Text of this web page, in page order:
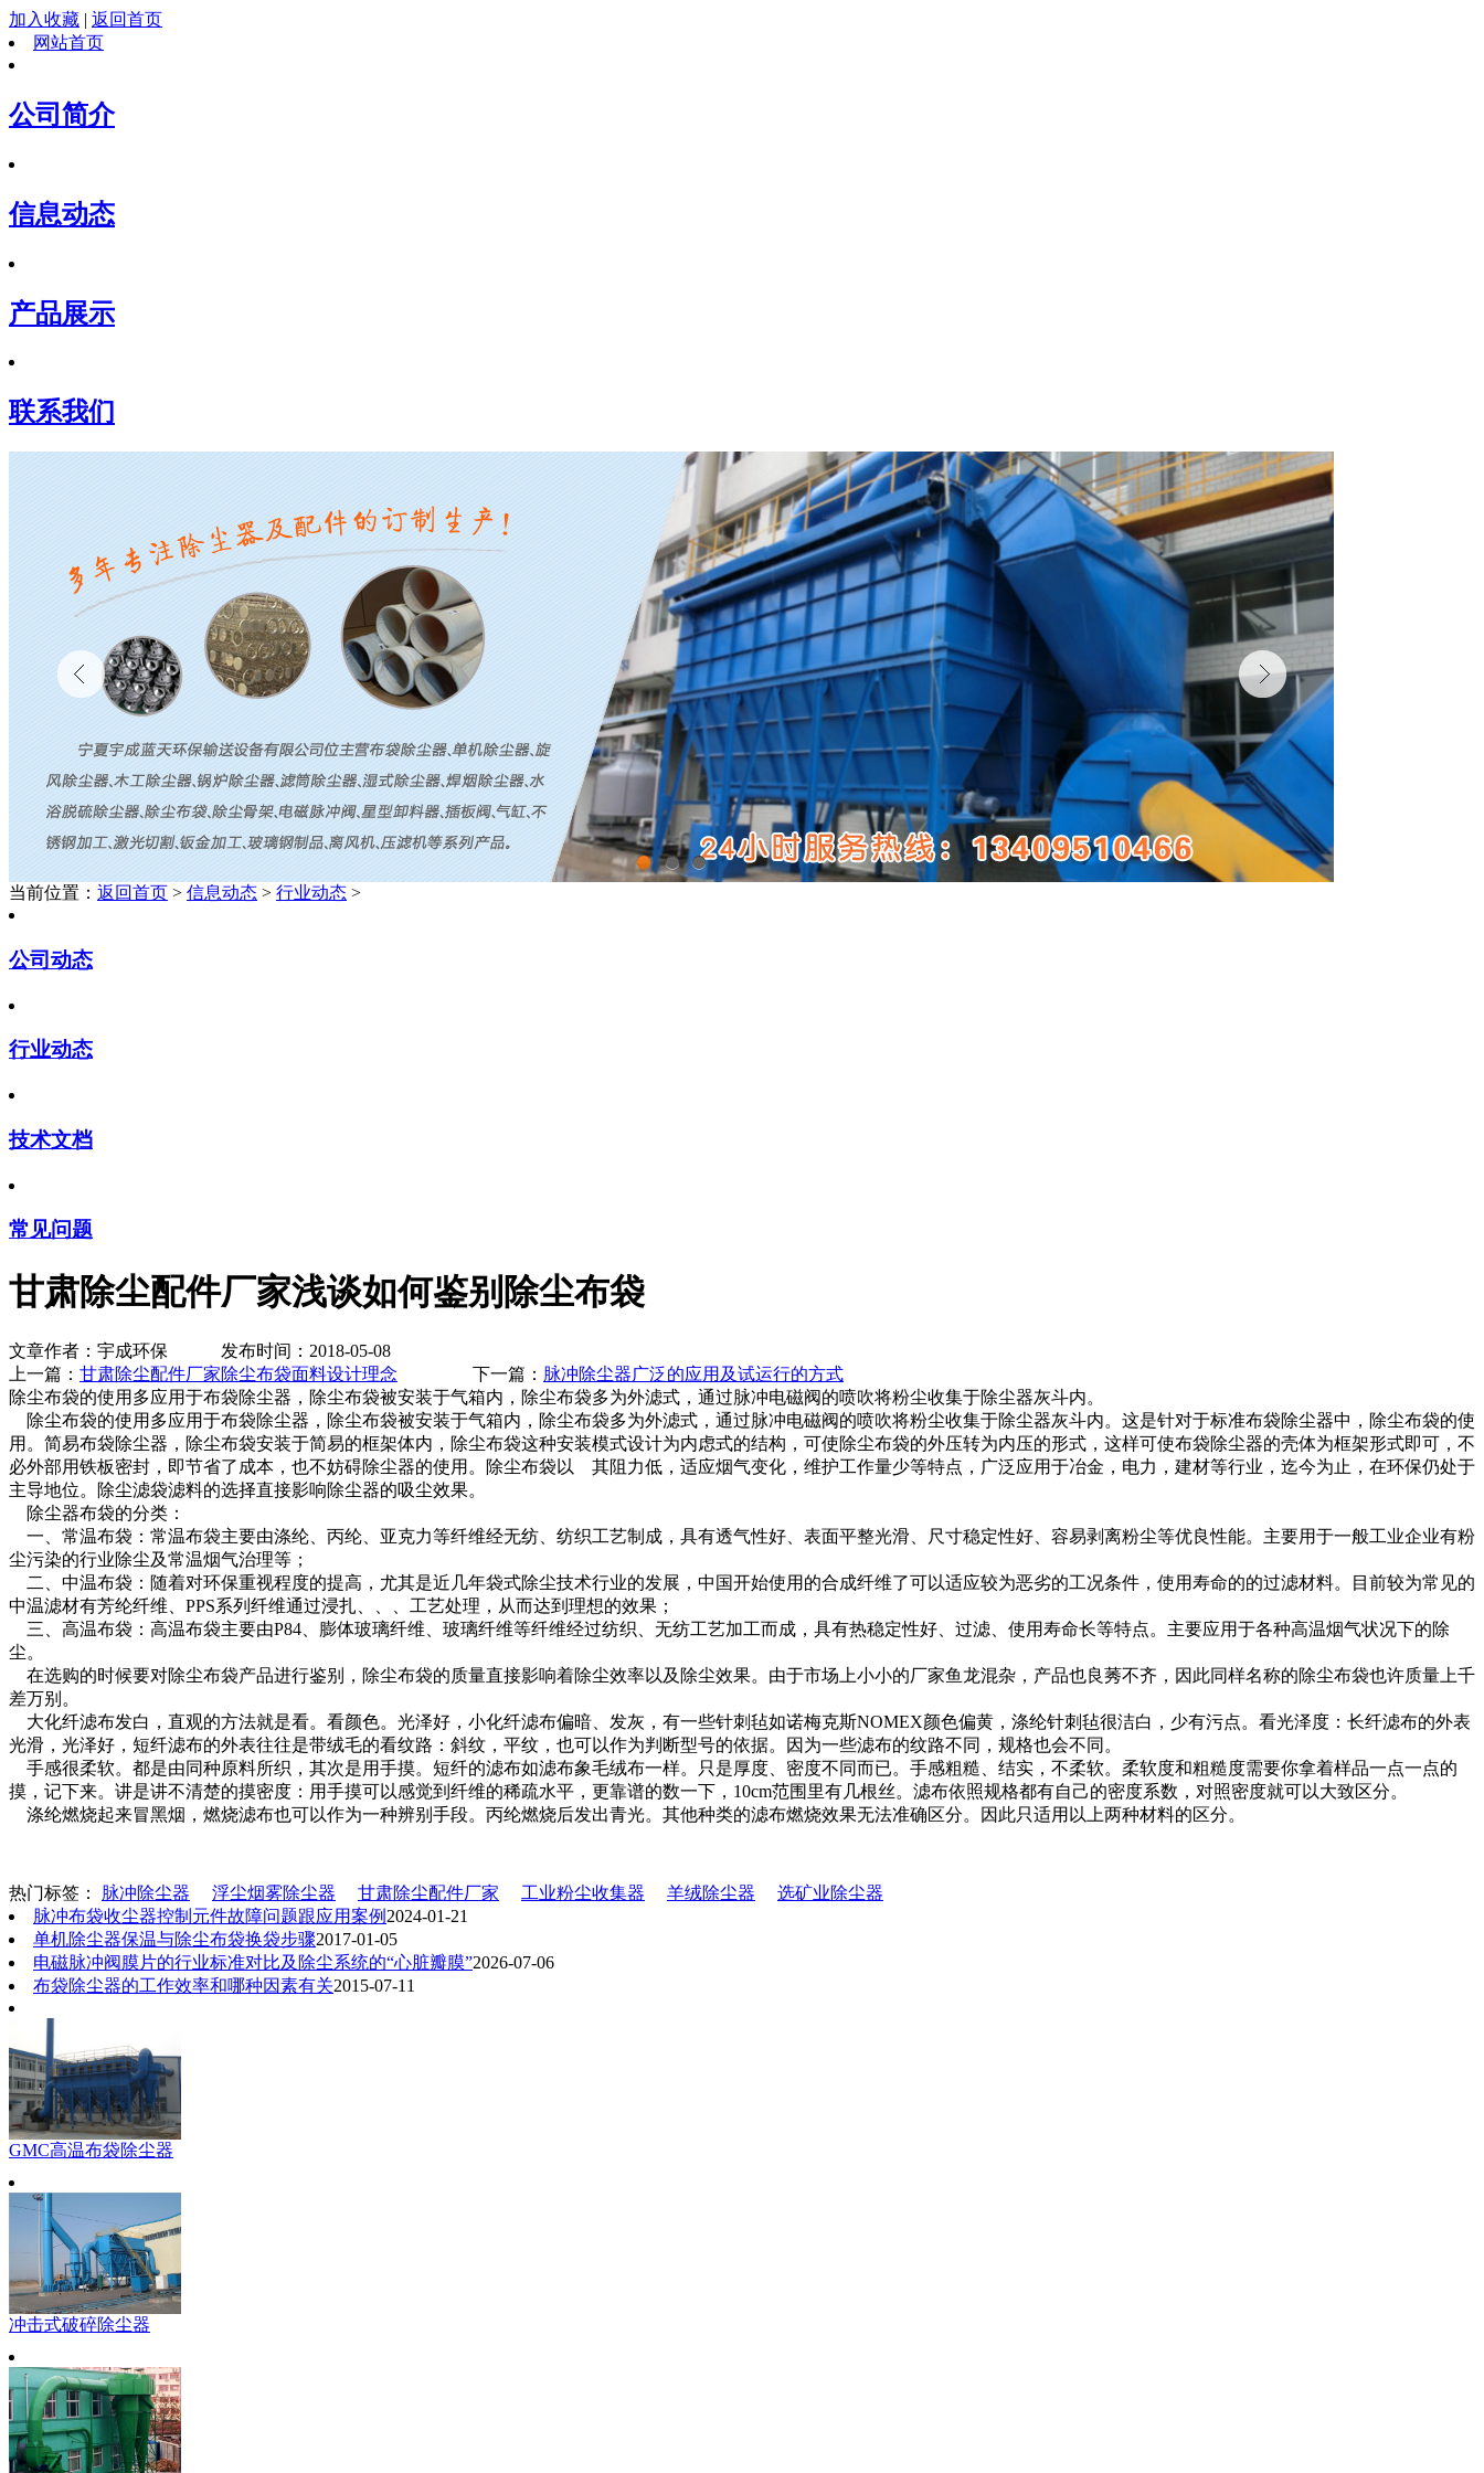
加入收藏 | 返回首页
网站首页
公司简介
信息动态
产品展示
联系我们
当前位置： 返回首页 > 信息动态 > 行业动态 >
公司动态
行业动态
技术文档
常见问题
甘肃除尘配件厂家浅谈如何鉴别除尘布袋
文章作者：宇成环保 发布时间：2018-05-08
上一篇： 甘肃除尘配件厂家除尘布袋面料设计理念 下一篇： 脉冲除尘器广泛的应用及试运行的方式
除尘布袋的使用多应用于布袋除尘器，除尘布袋被安装于气箱内，除尘布袋多为外滤式，通过脉冲电磁阀的喷吹将粉尘收集于除尘器灰斗内。
除尘布袋的使用多应用于布袋除尘器，除尘布袋被安装于气箱内，除尘布袋多为外滤式，通过脉冲电磁阀的喷吹将粉尘收集于除尘器灰斗内。这是针对于标准布袋除尘器中，除尘布袋的使
用。简易布袋除尘器，除尘布袋安装于简易的框架体内，除尘布袋这种安装模式设计为内虑式的结构，可使除尘布袋的外压转为内压的形式，这样可使布袋除尘器的壳体为框架形式即可，不
必外部用铁板密封，即节省了成本，也不妨碍除尘器的使用。除尘布袋以 其阻力低，适应烟气变化，维护工作量少等特点，广泛应用于冶金，电力，建材等行业，迄今为止，在环保仍处于
主导地位。除尘滤袋滤料的选择直接影响除尘器的吸尘效果。
除尘器布袋的分类：
一、常温布袋：常温布袋主要由涤纶、丙纶、亚克力等纤维经无纺、纺织工艺制成，具有透气性好、表面平整光滑、尺寸稳定性好、容易剥离粉尘等优良性能。主要用于一般工业企业有粉
尘污染的行业除尘及常温烟气治理等；
二、中温布袋：随着对环保重视程度的提高，尤其是近几年袋式除尘技术行业的发展，中国开始使用的合成纤维了可以适应较为恶劣的工况条件，使用寿命的的过滤材料。目前较为常见的
中温滤材有芳纶纤维、PPS系列纤维通过浸扎、、、工艺处理，从而达到理想的效果；
三、高温布袋：高温布袋主要由P84、膨体玻璃纤维、玻璃纤维等纤维经过纺织、无纺工艺加工而成，具有热稳定性好、过滤、使用寿命长等特点。主要应用于各种高温烟气状况下的除
尘。
在选购的时候要对除尘布袋产品进行鉴别，除尘布袋的质量直接影响着除尘效率以及除尘效果。由于市场上小小的厂家鱼龙混杂，产品也良莠不齐，因此同样名称的除尘布袋也许质量上千
差万别。
大化纤滤布发白，直观的方法就是看。看颜色。光泽好，小化纤滤布偏暗、发灰，有一些针刺毡如诺梅克斯NOMEX颜色偏黄，涤纶针刺毡很洁白，少有污点。看光泽度：长纤滤布的外表
光滑，光泽好，短纤滤布的外表往往是带绒毛的看纹路：斜纹，平纹，也可以作为判断型号的依据。因为一些滤布的纹路不同，规格也会不同。
手感很柔软。都是由同种原料所织，其次是用手摸。短纤的滤布如滤布象毛绒布一样。只是厚度、密度不同而已。手感粗糙、结实，不柔软。柔软度和粗糙度需要你拿着样品一点一点的
摸，记下来。讲是讲不清楚的摸密度：用手摸可以感觉到纤维的稀疏水平，更靠谱的数一下，10cm范围里有几根丝。滤布依照规格都有自己的密度系数，对照密度就可以大致区分。
涤纶燃烧起来冒黑烟，燃烧滤布也可以作为一种辨别手段。丙纶燃烧后发出青光。其他种类的滤布燃烧效果无法准确区分。因此只适用以上两种材料的区分。
热门标签： 脉冲除尘器 浮尘烟雾除尘器 甘肃除尘配件厂家 工业粉尘收集器 羊绒除尘器
选矿业除尘器
脉冲布袋收尘器控制元件故障问题跟应用案例 2024-01-21
单机除尘器保温与除尘布袋换袋步骤2017-01-05
电磁脉冲阀膜片的行业标准对比及除尘系统的“心脏瓣膜”2026-07-06
布袋除尘器的工作效率和哪种因素有关2015-07-11
GMC高温布袋除尘器
冲击式破碎除尘器